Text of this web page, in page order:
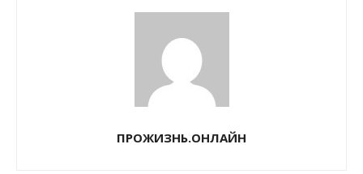
ПРОЖИЗНЬ.ОНЛАЙН